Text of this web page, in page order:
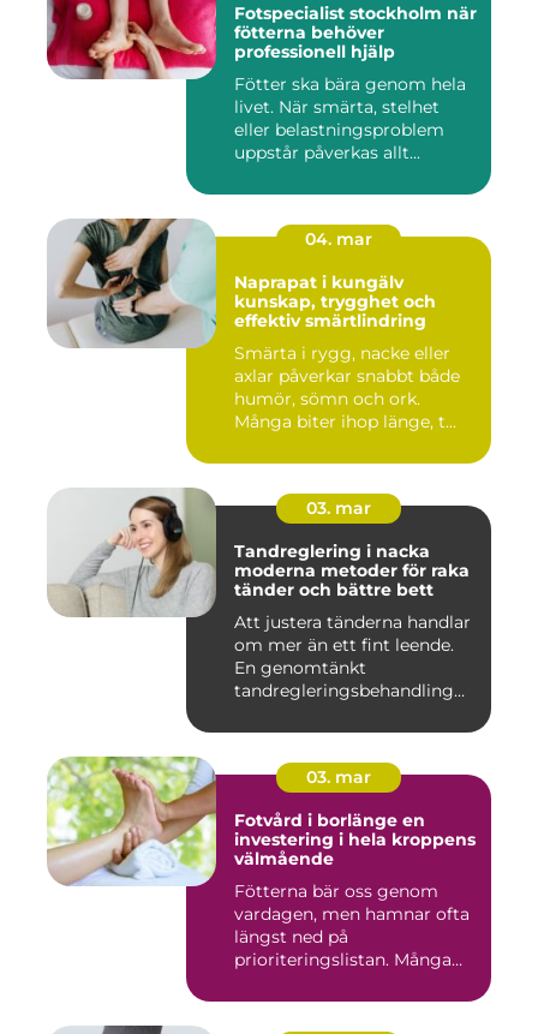
Fotspecialist stockholm när
fötterna behöver
professionell hjälp
Fötter ska bära genom hela
livet. När smärta, stelhet
eller belastningsproblem
uppstår påverkas allt...
04. mar
Naprapat i kungälv
kunskap, trygghet och
effektiv smärtlindring
Smärta i rygg, nacke eller
axlar påverkar snabbt både
humör, sömn och ork.
Många biter ihop länge, t...
03. mar
Tandreglering i nacka
moderna metoder för raka
tänder och bättre bett
Att justera tänderna handlar
om mer än ett fint leende.
En genomtänkt
tandregleringsbehandling
03. mar
Fotvård i borlänge en
investering i hela kroppens
välmående
Fötterna bär oss genom
vardagen, men hamnar ofta
längst ned på
prioriteringslistan. Många